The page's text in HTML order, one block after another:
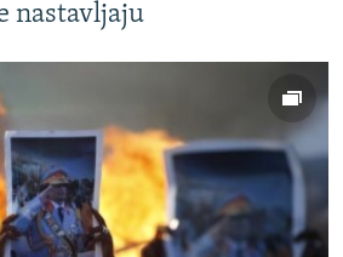
nastavljaju